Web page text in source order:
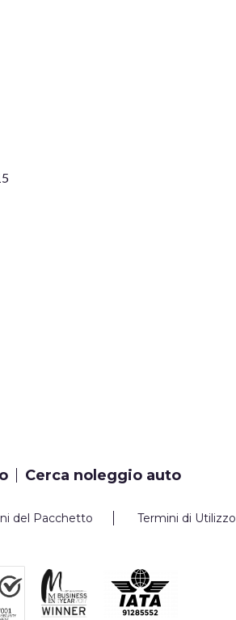
Cerca noleggio auto
del Pacchetto Termini di Utilizzo